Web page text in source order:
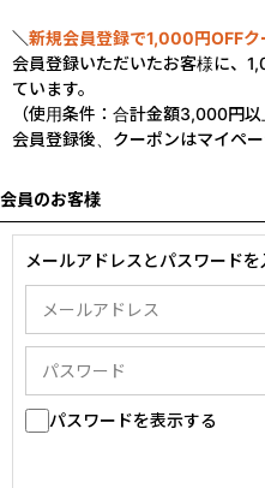
＼新規会員登録で1,000円OFF
会員登録いただいたお客様に、
ています。
（使用条件：合計金額3,000円以
会員登録後、クーポンはマイペ
会員のお客様
メールアドレスとパスワード
パスワードを表示する